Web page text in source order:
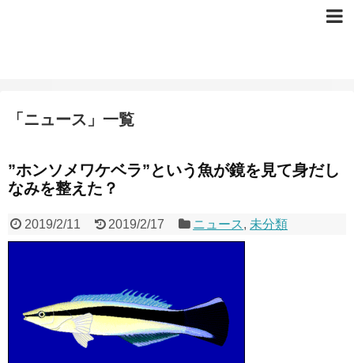
「 ニュース 」 一覧
”ホンソメワケベラ”という魚が鏡を見て身だし
なみを整えた？
2019/2/11 2019/2/17 ニュース, 未分類